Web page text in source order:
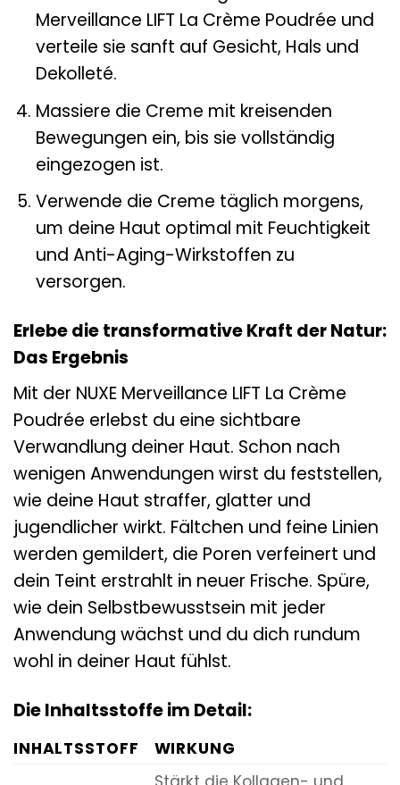
Merveillance LIFT La Crème Poudrée und
verteile sie sanft auf Gesicht, Hals und
Dekolleté.
Massiere die Creme mit kreisenden
Bewegungen ein, bis sie vollständig
eingezogen ist.
Verwende die Creme täglich morgens,
um deine Haut optimal mit Feuchtigkeit
und Anti-Aging-Wirkstoffen zu
versorgen.
Erlebe die transformative Kraft der Natur:
Das Ergebnis
Mit der NUXE Merveillance LIFT La Crème
Poudrée erlebst du eine sichtbare
Verwandlung deiner Haut. Schon nach
wenigen Anwendungen wirst du feststellen,
wie deine Haut straffer, glatter und
jugendlicher wirkt. Fältchen und feine Linien
werden gemildert, die Poren verfeinert und
dein Teint erstrahlt in neuer Frische. Spüre,
wie dein Selbstbewusstsein mit jeder
Anwendung wächst und du dich rundum
wohl in deiner Haut fühlst.
Die Inhaltsstoffe im Detail:
INHALTSSTOFF WIRKUNG